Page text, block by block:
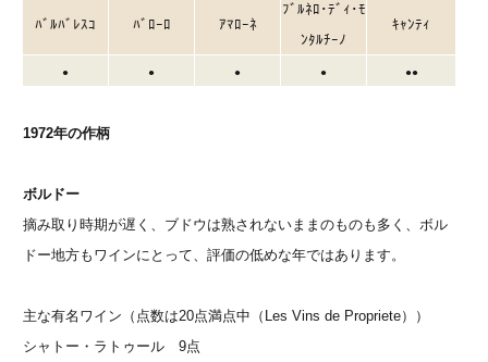
ﾊﾞﾙﾊﾞﾚｽｺ ﾊﾞﾛｰﾛ ｱﾏﾛｰﾈ
ﾌﾞﾙﾈﾛ･ﾃﾞｨ･ﾓ
ﾝﾀﾙﾁｰﾉ
ｷｬﾝﾃｨ
● ● ● ● ●●
1972年の作柄
ボルドー
摘み取り時期が遅く、ブドウは熟されないままのものも多く、ボル
ドー地方もワインにとって、評価の低めな年ではあります。
主な有名ワイン（点数は20点満点中（Les Vins de Propriete））
シャトー・ラトゥール 9点